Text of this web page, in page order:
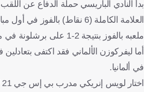
العلامة الكاملة (6 نقاط)
ملعبه بالفوز بنتيجة 2-1 على برشلونة في ملعب لويس كومبانيس بمونتجويك.
في ألمانيا.